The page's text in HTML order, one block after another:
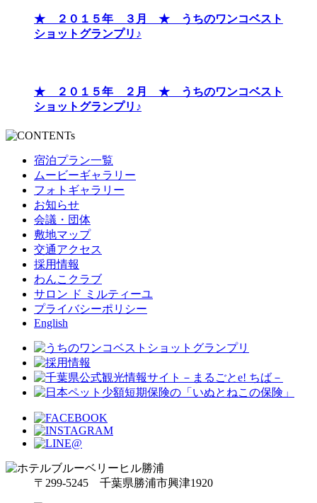
★ ２０１５年 ３月 ★ うちのワンコベスト
ショットグランプリ♪
★ ２０１５年 ２月 ★ うちのワンコベスト
ショットグランプリ♪
宿泊プラン一覧
ムービーギャラリー
フォトギャラリー
お知らせ
会議・団体
敷地マップ
交通アクセス
採用情報
わんこクラブ
サロン ド ミルティーユ
プライバシーポリシー
English
〒299-5245 千葉県勝浦市興津1920